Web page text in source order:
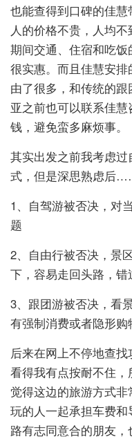
也能查得到口碑的佳
人的价格不贵，人均
期间交通、住宿和吃
很实惠。而且佳慧安
由了很多，和传统的
亚之前也可以联系佳
钱，避免蛮多麻烦事。
其实出发之前我考虑
式，但是深思熟虑后
1、自驾游被否决，对
题
2、自由行被否决，景
下，容易走回头路，错
3、跟团游被否决，看
有强制消费或者隐形购
后来在网上不停地查
看得我有点按耐不住，
觉得这边的旅游方式
玩的人一起承担车费
路有志同意合的朋友